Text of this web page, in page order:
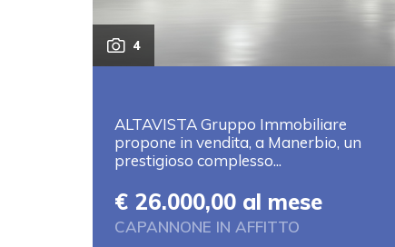
4
ALTAVISTA Gruppo Immobiliare
propone in vendita, a Manerbio, un
prestigioso complesso...
€ 26.000,00 al mese
CAPANNONE IN AFFITTO